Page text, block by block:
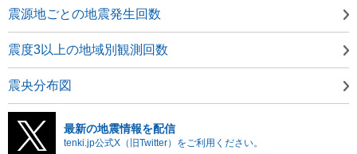
震源地ごとの地震発生回数
震度3以上の地域別観測回数
震央分布図
最新の地震情報を配信
tenki.jp公式X（旧Twitter）をご利用ください。